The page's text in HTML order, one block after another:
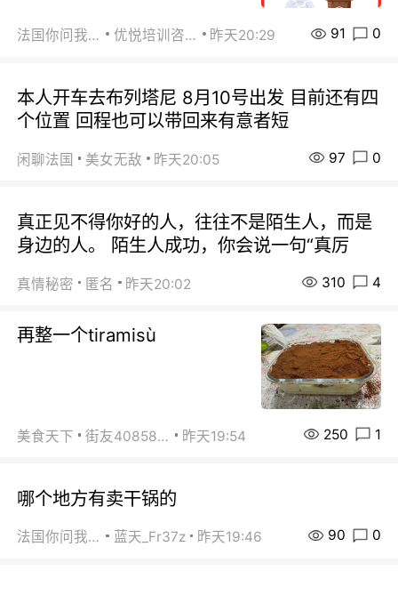
法国你问我答 优悦培训咨询 昨天20:29 91 0
本人开车去布列塔尼 8月10号出发 目前还有四
个位置 回程也可以带回来有意者短
闲聊法国 美女无敌 昨天20:05 97 0
真正见不得你好的人，往往不是陌生人，而是
身边的人。 陌生人成功，你会说一句“真厉
真情秘密 匿名 昨天20:02 310 4
再整一个tiramisù
美食天下 街友40858442 昨天19:54 250 1
哪个地方有卖干锅的
法国你问我答 蓝天_Fr37z 昨天19:46 90 0